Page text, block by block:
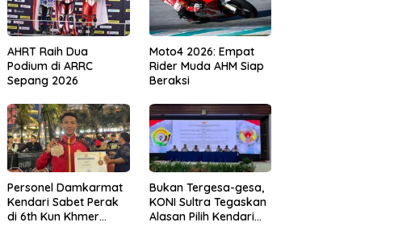
AHRT Raih Dua
Podium di ARRC
Sepang 2026
Moto4 2026: Empat
Rider Muda AHM Siap
Beraksi
Personel Damkarmat
Kendari Sabet Perak
di 6th Kun Khmer
Bukan Tergesa-gesa,
KONI Sultra Tegaskan
Alasan Pilih Kendari